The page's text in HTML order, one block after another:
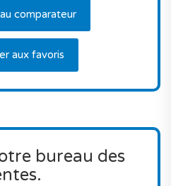
comparateur
aux favoris
bureau des